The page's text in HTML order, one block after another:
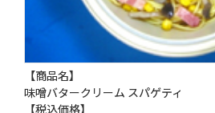
【商品名】
味噌バタークリーム スパゲティ
【税込価格】